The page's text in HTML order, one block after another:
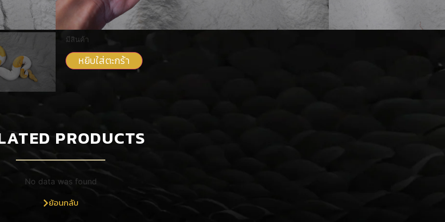
฿22,000
มีสินค้า
หยิบใส่ตะกร้า
PRODUCTS
No data was found
ย้อนกลับ